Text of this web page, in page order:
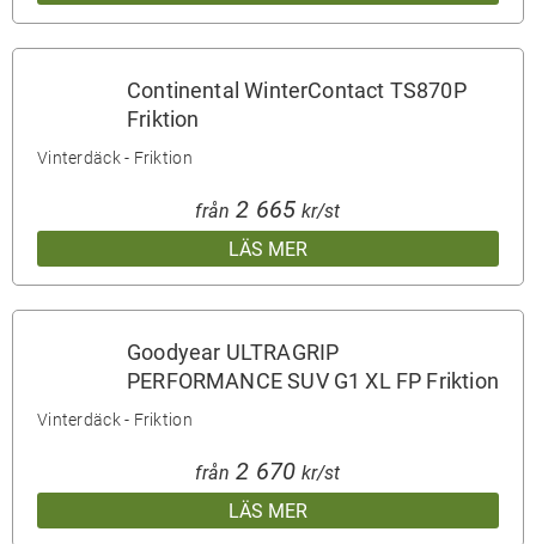
Continental WinterContact TS870P
Friktion
Vinterdäck - Friktion
LÄS MER
från 2 665 kr/st
Goodyear ULTRAGRIP
PERFORMANCE SUV G1 XL FP Friktion
Vinterdäck - Friktion
LÄS MER
från 2 670 kr/st